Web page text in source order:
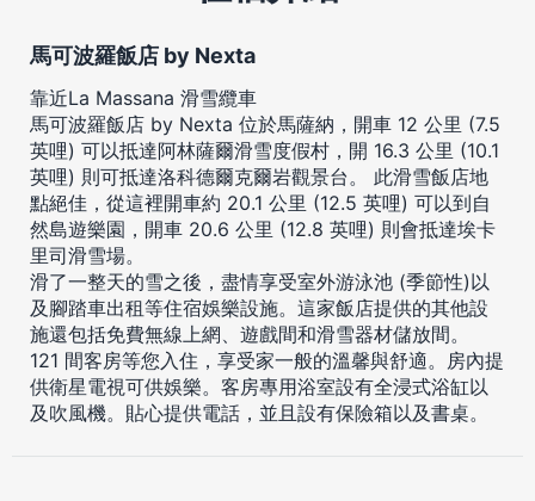
馬可波羅飯店 by Nexta
靠近La Massana 滑雪纜車
馬可波羅飯店 by Nexta 位於馬薩納，開車 12 公里 (7.5
英哩) 可以抵達阿林薩爾滑雪度假村，開 16.3 公里 (10.1
英哩) 則可抵達洛科德爾克爾岩觀景台。 此滑雪飯店地
點絕佳，從這裡開車約 20.1 公里 (12.5 英哩) 可以到自
然島遊樂園，開車 20.6 公里 (12.8 英哩) 則會抵達埃卡
里司滑雪場。
滑了一整天的雪之後，盡情享受室外游泳池 (季節性)以
及腳踏車出租等住宿娛樂設施。這家飯店提供的其他設
施還包括免費無線上網、遊戲間和滑雪器材儲放間。
121 間客房等您入住，享受家一般的溫馨與舒適。房內提
供衛星電視可供娛樂。客房專用浴室設有全浸式浴缸以
及吹風機。貼心提供電話，並且設有保險箱以及書桌。